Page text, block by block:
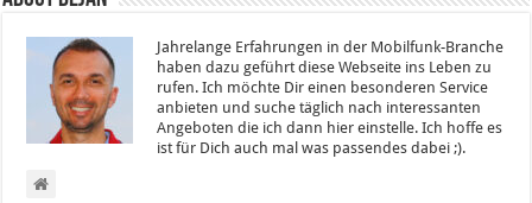
Jahrelange Erfahrungen in der Mobilfunk-Branche
haben dazu geführt diese Webseite ins Leben zu
rufen. Ich möchte Dir einen besonderen Service
anbieten und suche täglich nach interessanten
Angeboten die ich dann hier einstelle. Ich hoffe es
ist für Dich auch mal was passendes dabei ;).